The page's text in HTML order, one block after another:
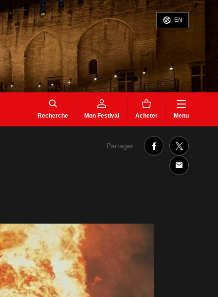
EN
Recherche Mon Festival Acheter Menu
Partager